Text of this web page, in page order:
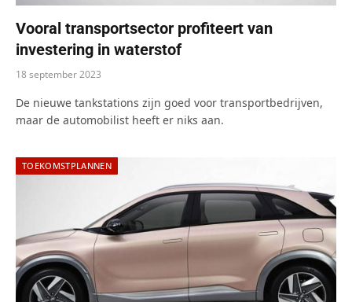
Vooral transportsector profiteert van
investering in waterstof
18 september 2023
De nieuwe tankstations zijn goed voor transportbedrijven,
maar de automobilist heeft er niks aan.
TOEKOMSTPLANNEN